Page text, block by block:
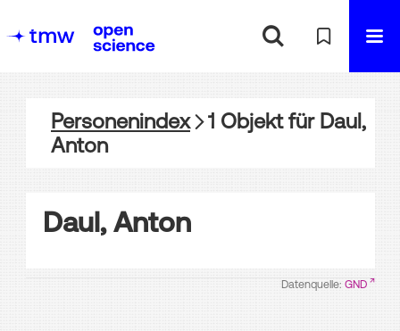
Personenindex 1 Objektfür Daul,
Anton
Daul, Anton
Datenquelle: GND